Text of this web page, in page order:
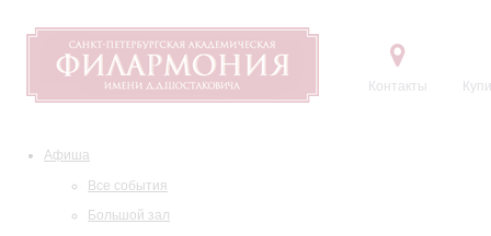
Контакты
Афиша
Все события
Большой зал